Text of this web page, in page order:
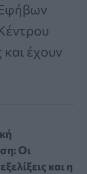
έχουν
Οι
και η